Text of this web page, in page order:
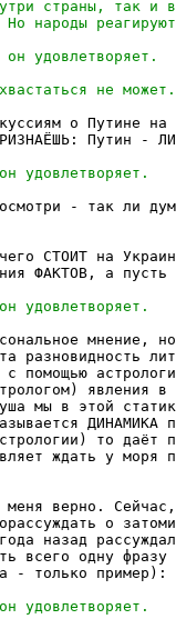
о Путине
Путин -
- так ли
СТОИТ на
ФАКТОВ, а
мнение,
разновидность
помощью
явления
мы в этой
ДИНАМИКА
то даёт
ждать у моря
меня верно.
о
назад
всего одну
- только пример):